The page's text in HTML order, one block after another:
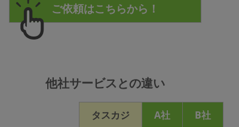
他社サービスとの違い
タスカジ A社
B社